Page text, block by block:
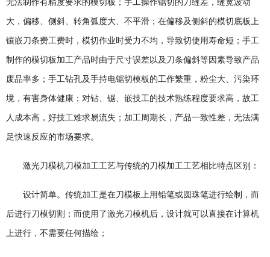
无法制作有精度要求的模切板；手工操作锯切的刀缝差，缝宽波动
大，偏移、侧斜、转角弧度大、不平滑；在偏移及侧斜的模切底板上
镶嵌刀条费工费时，模切作业时受力不均，导致切使用寿命短；手工
制作的模切板加工产品时由于尺寸误差以及刀条偏斜等因素导致产品
废品率多；手工钻孔及手持电锯切模板的工作繁重，粉尘大、污染环
境，有害身体健康；对钻、锯、嵌技工的技术熟练程度要求高，故工
人成本高，好技工难求易流失；加工周期长，产品一致性差，无法满
足快速反应的市场要求。
激光刀模机刀模加工工艺与传统的刀模加工工艺相比特点区别：
设计简单。传统加工是在刀模板上用铅笔或圆珠笔进行绘制，而
后进行刀模切割；而使用了激光刀模机后，设计就可以直接在计算机
上进行，不需要任何描绘；